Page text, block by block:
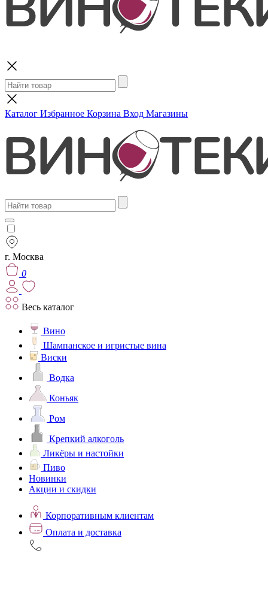
Каталог Избранное Корзина Вход Магазины
г. Москва
0
Весь каталог
Вино
Шампанское и игристые вина
Виски
Водка
Коньяк
Ром
Крепкий алкоголь
Ликёры и настойки
Пиво
Новинки
Акции и скидки
Корпоративным клиентам
Оплата и доставка